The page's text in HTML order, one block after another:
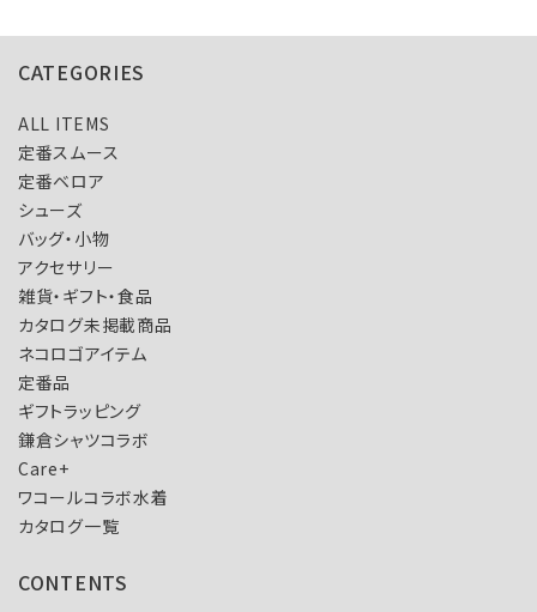
CATEGORIES
ALL ITEMS
定番スムース
定番ベロア
シューズ
バッグ・小物
アクセサリー
雑貨・ギフト・食品
カタログ未掲載商品
ネコロゴアイテム
定番品
ギフトラッピング
鎌倉シャツコラボ
Care+
ワコールコラボ水着
カタログ一覧
CONTENTS